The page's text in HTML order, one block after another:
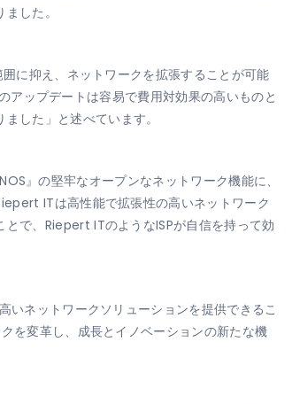
した。
に抑え、ネットワークを拡張することが可能
ップデートは容易で費用対効果の高いものと
した」と述べています。
』の堅牢なオープンなネットワーク機能に、
ITは高性能で拡張性の高いネットワーク
で、Riepert ITのようなISPが自信を持って効
いネットワークソリューションを提供できるこ
を変革し、成長とイノベーションの新たな機